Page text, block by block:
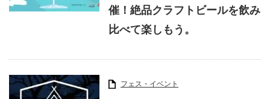
催！絶品クラフトビールを飲み
比べて楽しもう。
フェス・イベント